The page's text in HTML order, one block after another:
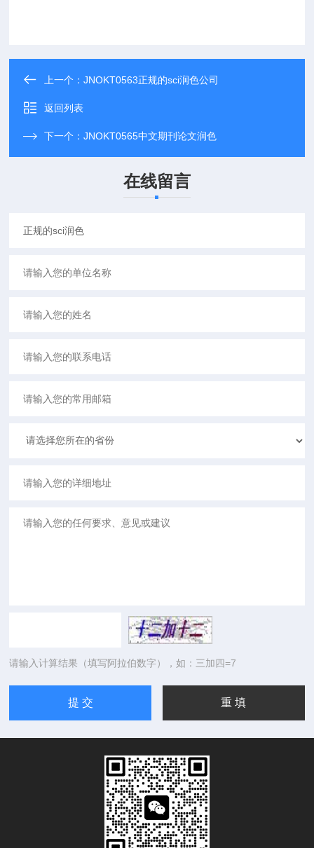
上一个：JNOKT0563正规的sci润色公司
返回列表
下一个：JNOKT0565中文期刊论文润色
在线留言
请输入计算结果（填写阿拉伯数字），如：三加四=7